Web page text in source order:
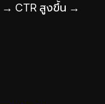
→ CTR สูงขึ้น →